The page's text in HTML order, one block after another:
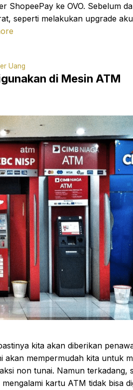
ShopeePay ke OVO. Sebelum
seperti melakukan upgrade
Uang
di Mesin ATM
kita akan diberikan
akan mempermudah kita untuk
non tunai. Namun terkadang,
kartu ATM tidak bisa